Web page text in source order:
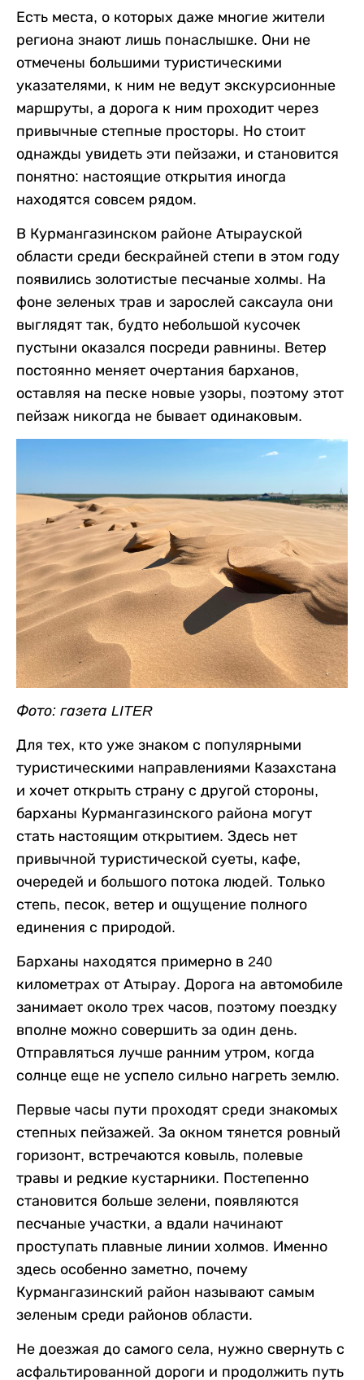
Есть места, о которых даже многие жители
региона знают лишь понаслышке. Они не
отмечены большими туристическими
указателями, к ним не ведут экскурсионные
маршруты, а дорога к ним проходит через
привычные степные просторы. Но стоит
однажды увидеть эти пейзажи, и становится
понятно: настоящие открытия иногда
находятся совсем рядом.
В Курмангазинском районе Атырауской
области среди бескрайней степи в этом году
появились золотистые песчаные холмы. На
фоне зеленых трав и зарослей саксаула они
выглядят так, будто небольшой кусочек
пустыни оказался посреди равнины. Ветер
постоянно меняет очертания барханов,
оставляя на песке новые узоры, поэтому этот
пейзаж никогда не бывает одинаковым.
Фото: газета LITER
Для тех, кто уже знаком с популярными
туристическими направлениями Казахстана
и хочет открыть страну с другой стороны,
барханы Курмангазинского района могут
стать настоящим открытием. Здесь нет
привычной туристической суеты, кафе,
очередей и большого потока людей. Только
степь, песок, ветер и ощущение полного
единения с природой.
Барханы находятся примерно в 240
километрах от Атырау. Дорога на автомобиле
занимает около трех часов, поэтому поездку
вполне можно совершить за один день.
Отправляться лучше ранним утром, когда
солнце еще не успело сильно нагреть землю.
Первые часы пути проходят среди знакомых
степных пейзажей. За окном тянется ровный
горизонт, встречаются ковыль, полевые
травы и редкие кустарники. Постепенно
становится больше зелени, появляются
песчаные участки, а вдали начинают
проступать плавные линии холмов. Именно
здесь особенно заметно, почему
Курмангазинский район называют самым
зеленым среди районов области.
Не доезжая до самого села, нужно свернуть с
асфальтированной дороги и продолжить путь